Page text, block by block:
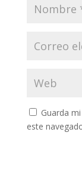
Guarda
este